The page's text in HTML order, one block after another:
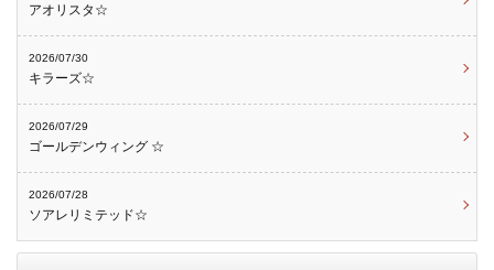
アオリスタ☆
2026/07/30
キラーズ☆
2026/07/29
ゴールデンウィング ☆
2026/07/28
ソアレリミテッド☆